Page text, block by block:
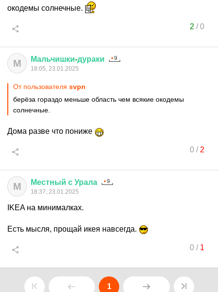
окодемы солнечные.
2 /0
М Мальчишки-дураки
18:05, 23.01.2025
От пользователя svpn
берёза гораздо меньше область чем всякие окодемы
солнечные.
Дома разве что пониже
0/ 2
М Местный с Урала
18:37, 23.01.2025
IKEA на минималках.
Есть мысля, прощай икея навсегда.
0/ 1
1